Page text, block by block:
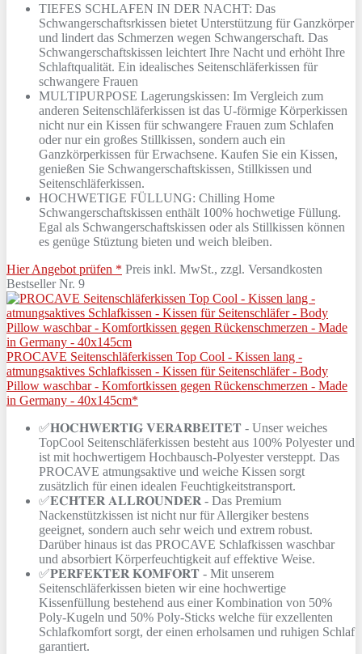
TIEFES SCHLAFEN IN DER NACHT: Das
Schwangerschaftsrkissen bietet Unterstützung für Ganzkörper
und lindert das Schmerzen wegen Schwangerschaft. Das
Schwangerschaftskissen leichtert Ihre Nacht und erhöht Ihre
Schlaftqualität. Ein idealisches Seitenschläferkissen für
schwangere Frauen
MULTIPURPOSE Lagerungskissen: Im Vergleich zum
anderen Seitenschläferkissen ist das U-förmige Körperkissen
nicht nur ein Kissen für schwangere Frauen zum Schlafen
oder nur ein großes Stillkissen, sondern auch ein
Ganzkörperkissen für Erwachsene. Kaufen Sie ein Kissen,
genießen Sie Schwangerschaftskissen, Stillkissen und
Seitenschläferkissen.
HOCHWETIGE FÜLLUNG: Chilling Home
Schwangerschaftskissen enthält 100% hochwetige Füllung.
Egal als Schwangerschaftskissen oder als Stillkissen können
es genüge Stüztung bieten und weich bleiben.
Hier Angebot prüfen * Preis inkl. MwSt., zzgl. Versandkosten
Bestseller Nr. 9
PROCAVE Seitenschläferkissen Top Cool - Kissen lang -
atmungsaktives Schlafkissen - Kissen für Seitenschläfer - Body
Pillow waschbar - Komfortkissen gegen Rückenschmerzen - Made
in Germany - 40x145cm*
✅𝐇𝐎𝐂𝐇𝐖𝐄𝐑𝐓𝐈𝐆 𝐕𝐄𝐑𝐀𝐑𝐁𝐄𝐈𝐓𝐄𝐓 - Unser weiches
TopCool Seitenschläferkissen besteht aus 100% Polyester und
ist mit hochwertigem Hochbausch-Polyester versteppt. Das
PROCAVE atmungsaktive und weiche Kissen sorgt
zusätzlich für einen idealen Feuchtigkeitstransport.
✅𝐄𝐂𝐇𝐓𝐄𝐑 𝐀𝐋𝐋𝐑𝐎𝐔𝐍𝐃𝐄𝐑 - Das Premium
Nackenstützkissen ist nicht nur für Allergiker bestens
geeignet, sondern auch sehr weich und extrem robust.
Darüber hinaus ist das PROCAVE Schlafkissen waschbar
und absorbiert Körperfeuchtigkeit auf effektive Weise.
✅𝐏𝐄𝐑𝐅𝐄𝐊𝐓𝐄𝐑 𝐊𝐎𝐌𝐅𝐎𝐑𝐓 - Mit unserem
Seitenschläferkissen bieten wir eine hochwertige
Kissenfüllung bestehend aus einer Kombination von 50%
Poly-Kugeln und 50% Poly-Sticks welche für exzellenten
Schlafkomfort sorgt, der einen erholsamen und ruhigen Schlaf
garantiert.